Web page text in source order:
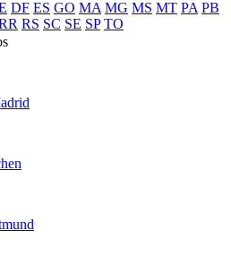
DF ES GO MA MG MS MT PA PB
RS SC SE SP TO